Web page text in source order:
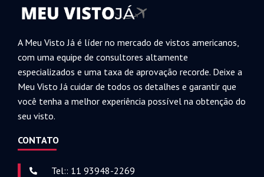
A Meu Visto Já é líder no mercado de vistos americanos,
com uma equipe de consultores altamente
especializados e uma taxa de aprovação recorde. Deixe a
Meu Visto Já cuidar de todos os detalhes e garantir que
você tenha a melhor experiência possível na obtenção do
seu visto.
CONTATO
Tel:: 11 93948-2269